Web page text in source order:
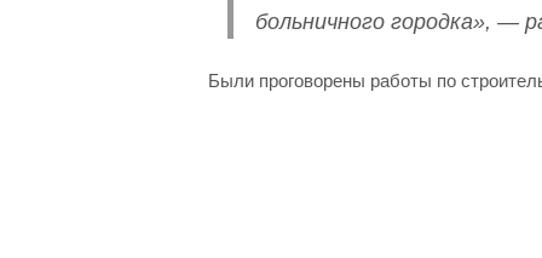
больничного городка», —
Были проговорены работы по